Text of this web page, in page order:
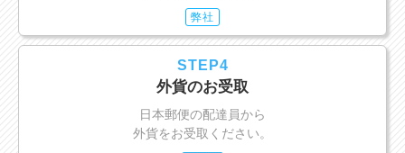
弊社
STEP4
外貨のお受取
日本郵便の配達員から
外貨をお受取ください。